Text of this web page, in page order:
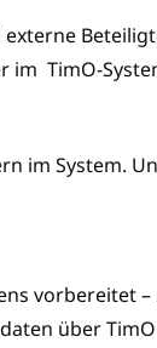
im TimO-
im System.
vorbereitet
über